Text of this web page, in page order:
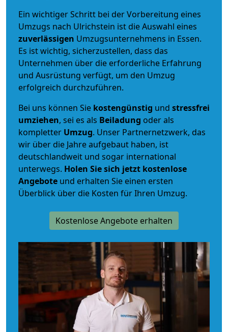
Ein wichtiger Schritt bei der Vorbereitung eines
Umzugs nach Ulrichstein ist die Auswahl eines
zuverlässigen Umzugsunternehmens in Essen.
Es ist wichtig, sicherzustellen, dass das
Unternehmen über die erforderliche Erfahrung
und Ausrüstung verfügt, um den Umzug
erfolgreich durchzuführen.
Bei uns können Sie kostengünstig und stressfrei
umziehen, sei es als Beiladung oder als
kompletter Umzug. Unser Partnernetzwerk, das
wir über die Jahre aufgebaut haben, ist
deutschlandweit und sogar international
unterwegs. Holen Sie sich jetzt kostenlose
Angebote und erhalten Sie einen ersten
Überblick über die Kosten für Ihren Umzug.
Kostenlose Angebote erhalten